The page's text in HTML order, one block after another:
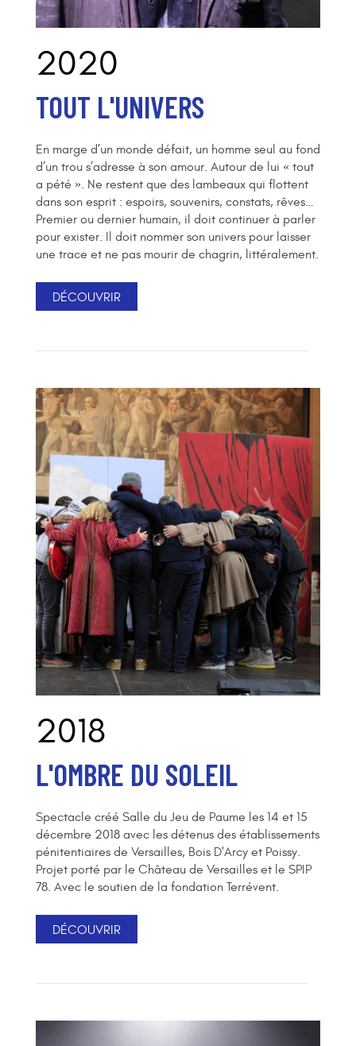
2020
TOUT L'UNIVERS
En marge d’un monde défait, un homme seul au fond
d’un trou s’adresse à son amour. Autour de lui « tout
a pété ». Ne restent que des lambeaux qui flottent
dans son esprit : espoirs, souvenirs, constats, rêves…
Premier ou dernier humain, il doit continuer à parler
pour exister. Il doit nommer son univers pour laisser
une trace et ne pas mourir de chagrin, littéralement.
DÉCOUVRIR
2018
L'OMBRE DU SOLEIL
Spectacle créé Salle du Jeu de Paume les 14 et 15
décembre 2018 avec les détenus des établissements
pénitentiaires de Versailles, Bois D'Arcy et Poissy.
Projet porté par le Château de Versailles et le SPIP
78. Avec le soutien de la fondation Terrévent.
DÉCOUVRIR